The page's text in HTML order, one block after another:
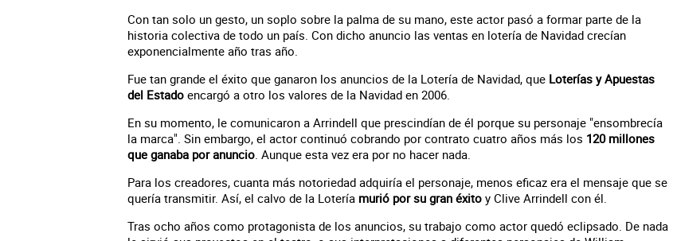
Con tan solo un gesto, un soplo sobre la palma de su mano, este actor pasó a formar parte de la
historia colectiva de todo un país. Con dicho anuncio las ventas en lotería de Navidad crecían
exponencialmente año tras año.
Fue tan grande el éxito que ganaron los anuncios de la Lotería de Navidad, que Loterías y Apuestas
del Estado encargó a otro los valores de la Navidad en 2006.
En su momento, le comunicaron a Arrindell que prescindían de él porque su personaje "ensombrecía
la marca". Sin embargo, el actor continuó cobrando por contrato cuatro años más los 120 millones
que ganaba por anuncio. Aunque esta vez era por no hacer nada.
Para los creadores, cuanta más notoriedad adquiría el personaje, menos eficaz era el mensaje que se
quería transmitir. Así, el calvo de la Lotería murió por su gran éxito y Clive Arrindell con él.
Tras ocho años como protagonista de los anuncios, su trabajo como actor quedó eclipsado. De nada